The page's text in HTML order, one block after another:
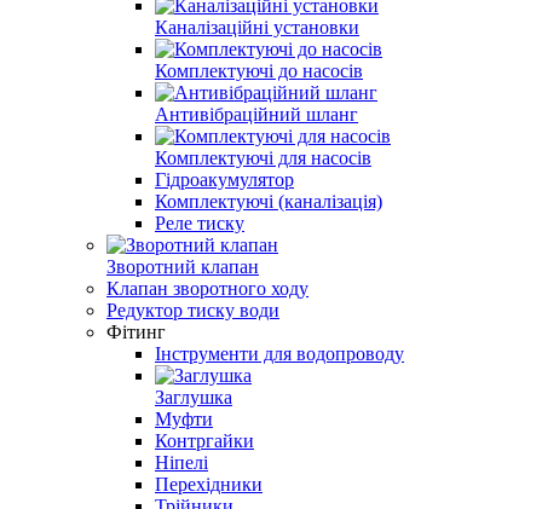
Каналізаційні установки
Комплектуючі до насосів
Антивібраційний шланг
Комплектуючі для насосів
Гідроакумулятор
Комплектуючі (каналізація)
Реле тиску
Зворотний клапан
Клапан зворотного ходу
Редуктор тиску води
Фітинг
Інструменти для водопроводу
Заглушка
Муфти
Контргайки
Ніпелі
Перехідники